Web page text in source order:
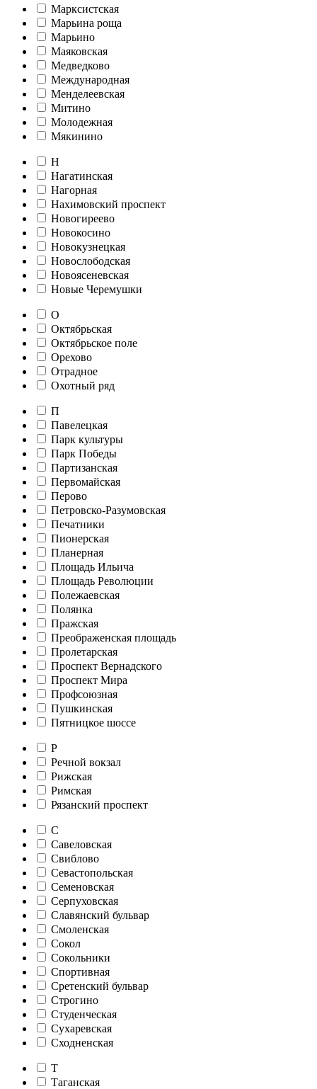
Марксистская
Марьина роща
Марьино
Маяковская
Медведково
Международная
Менделеевская
Митино
Молодежная
Мякинино
Н
Нагатинская
Нагорная
Нахимовский проспект
Новогиреево
Новокосино
Новокузнецкая
Новослободская
Новоясеневская
Новые Черемушки
О
Октябрьская
Октябрьское поле
Орехово
Отрадное
Охотный ряд
П
Павелецкая
Парк культуры
Парк Победы
Партизанская
Первомайская
Перово
Петровско-Разумовская
Печатники
Пионерская
Планерная
Площадь Ильича
Площадь Революции
Полежаевская
Полянка
Пражская
Преображенская площадь
Пролетарская
Проспект Вернадского
Проспект Мира
Профсоюзная
Пушкинская
Пятницкое шоссе
Р
Речной вокзал
Рижская
Римская
Рязанский проспект
С
Савеловская
Свиблово
Севастопольская
Семеновская
Серпуховская
Славянский бульвар
Смоленская
Сокол
Сокольники
Спортивная
Сретенский бульвар
Строгино
Студенческая
Сухаревская
Сходненская
Т
Таганская